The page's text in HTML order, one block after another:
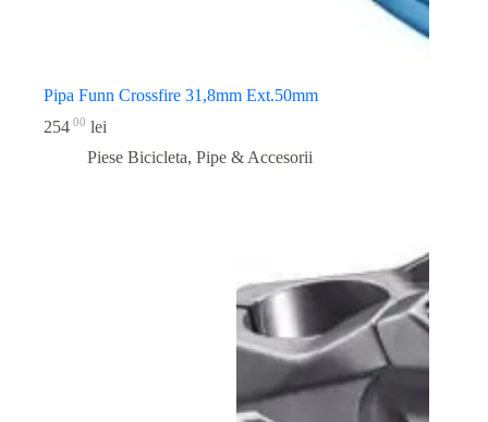
Pipa Funn Crossfire 31,8mm Ext.50mm
254 00 lei
Piese Bicicleta, Pipe & Accesorii